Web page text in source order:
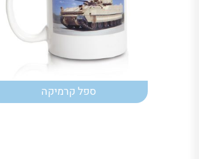
ספל קרמיקה